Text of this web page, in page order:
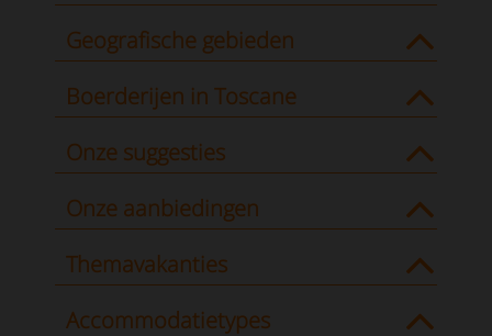
Geografische gebieden
Boerderijen in Toscane
Onze suggesties
Onze aanbiedingen
Themavakanties
Accommodatietypes